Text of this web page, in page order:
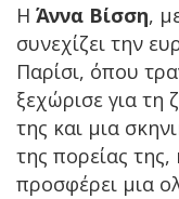
Η Άννα Βίσση,
συνεχίζει την
Παρίσι, όπου
ξεχώρισε για τη
της και μια
της πορείας
προσφέρει μια